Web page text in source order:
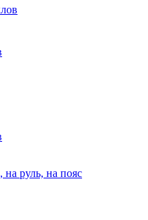
на руль, на пояс